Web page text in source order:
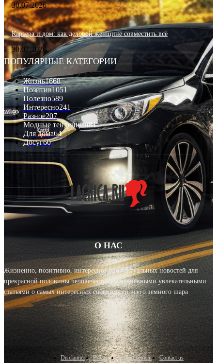
30.07.2026
Карьера и дом: как деловой женщине совместить всё
30.07.2026
ПОПУЛЯРНЫЕ КАТЕГОРИИ
Жизнь1668
Позитив1051
Полезно589
Интересно241
Разное207
Модные тенденции81
Для дома64
Досуг60
О НАС
Жизненно, позитивно, интересно! Блог актуальных новостей для
прекрасной половины человечества с ежедневными увлекательными
статьями о самых интересных событиях со всего земного шара
Disclaimer Privacy Advertisement Contact us